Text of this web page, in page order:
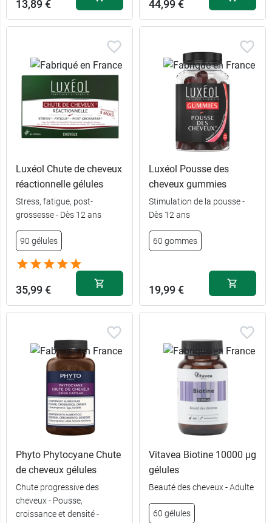
13,89 €
3 x 60
capsules
25,98 €
60 capsules 13,89 €
44,99 €
Luxéol Chute de cheveux
réactionnelle gélules
Stress, fatigue, post-
grossesse - Dès 12 ans
90 gélules
35,99 €
Luxéol Pousse des
cheveux gummies
Stimulation de la pousse -
Dès 12 ans
60 gommes
19,99 €
Phyto Phytocyane Chute
de cheveux gélules
Chute progressive des
cheveux - Pousse,
croissance et densité -
Vitavea Biotine 10000 µg
gélules
Beauté des cheveux - Adulte
60 gélules